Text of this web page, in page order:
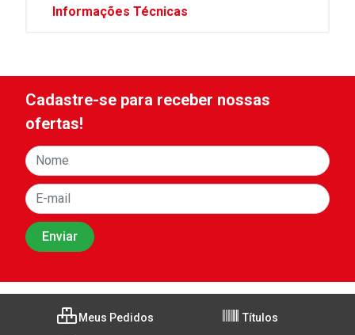
Informações Técnicas
Cadastre-se para receber nossas
ofertas!
Meus Pedidos Títulos